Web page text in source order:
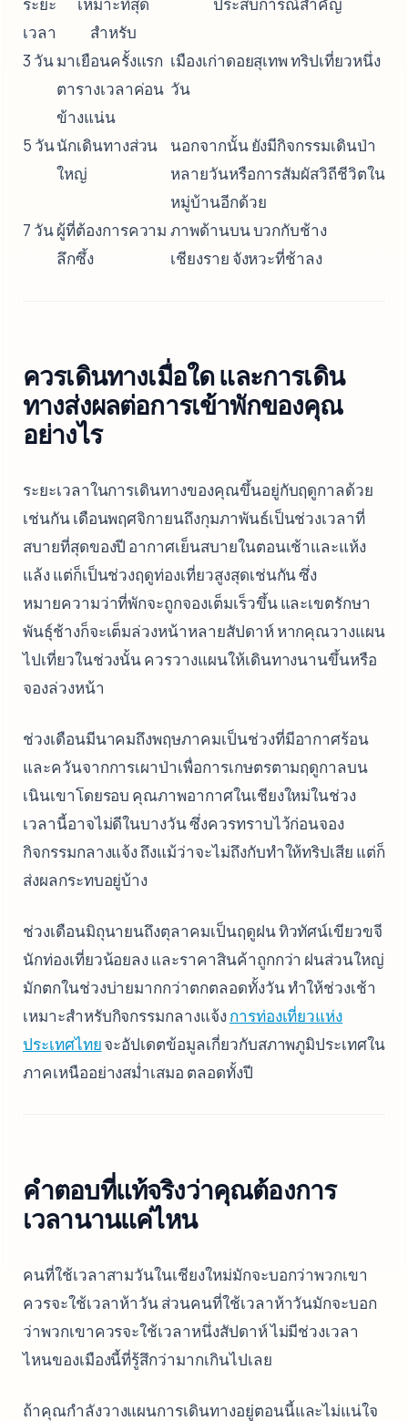
ระยะ
เวลา
เหมาะที่สุด
สำหรับ
ประสบการณ์สำคัญ
3 วันมาเยือนครั้งแรก
ตารางเวลาค่อน
ข้างแน่น
เมืองเก่าดอยสุเทพ ทริปเที่ยวหนึ่ง
วัน
5 วันนักเดินทางส่วน
ใหญ่
นอกจากนั้น ยังมีกิจกรรมเดินป่า
หลายวันหรือการสัมผัสวิถีชีวิตใน
หมู่บ้านอีกด้วย
7 วันผู้ที่ต้องการความ
ลึกซึ้ง
ภาพด้านบน บวกกับช้าง
เชียงราย จังหวะที่ช้าลง
ควรเดินทางเมื่อใด และการเดิน
ทางส่งผลต่อการเข้าพักของคุณ
อย่างไร
ระยะเวลาในการเดินทางของคุณขึ้นอยู่กับฤดูกาลด้วย
เช่นกัน เดือนพฤศจิกายนถึงกุมภาพันธ์เป็นช่วงเวลาที่
สบายที่สุดของปี อากาศเย็นสบายในตอนเช้าและแห้ง
แล้ง แต่ก็เป็นช่วงฤดูท่องเที่ยวสูงสุดเช่นกัน ซึ่ง
หมายความว่าที่พักจะถูกจองเต็มเร็วขึ้น และเขตรักษา
พันธุ์ช้างก็จะเต็มล่วงหน้าหลายสัปดาห์ หากคุณวางแผน
ไปเที่ยวในช่วงนั้น ควรวางแผนให้เดินทางนานขึ้นหรือ
จองล่วงหน้า
ช่วงเดือนมีนาคมถึงพฤษภาคมเป็นช่วงที่มีอากาศร้อน
และควันจากการเผาป่าเพื่อการเกษตรตามฤดูกาลบน
เนินเขาโดยรอบ คุณภาพอากาศในเชียงใหม่ในช่วง
เวลานี้อาจไม่ดีในบางวัน ซึ่งควรทราบไว้ก่อนจอง
กิจกรรมกลางแจ้ง ถึงแม้ว่าจะไม่ถึงกับทำให้ทริปเสีย แต่ก็
ส่งผลกระทบอยู่บ้าง
ช่วงเดือนมิถุนายนถึงตุลาคมเป็นฤดูฝน ทิวทัศน์เขียวขจี
นักท่องเที่ยวน้อยลง และราคาสินค้าถูกกว่า ฝนส่วนใหญ่
มักตกในช่วงบ่ายมากกว่าตกตลอดทั้งวัน ทำให้ช่วงเช้า
เหมาะสำหรับกิจกรรมกลางแจ้งการท่องเที่ยวแห่ง
ประเทศไทยจะอัปเดตข้อมูลเกี่ยวกับสภาพภูมิประเทศใน
ภาคเหนืออย่างสม่ำเสมอ ตลอดทั้งปี
คำตอบที่แท้จริงว่าคุณต้องการ
เวลานานแค่ไหน
คนที่ใช้เวลาสามวันในเชียงใหม่มักจะบอกว่าพวกเขา
ควรจะใช้เวลาห้าวัน ส่วนคนที่ใช้เวลาห้าวันมักจะบอก
ว่าพวกเขาควรจะใช้เวลาหนึ่งสัปดาห์ ไม่มีช่วงเวลา
ไหนของเมืองนี้ที่รู้สึกว่ามากเกินไปเลย
ถ้าคุณกำลังวางแผนการเดินทางอยู่ตอนนี้และไม่แน่ใจ